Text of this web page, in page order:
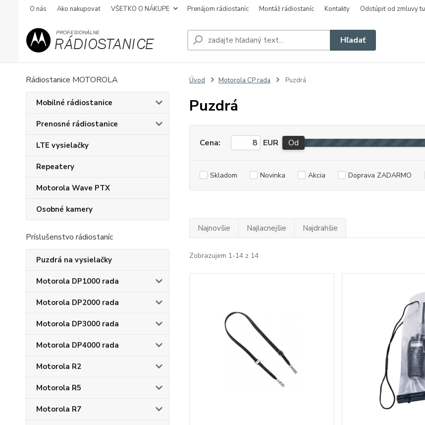
O nás Ako nakupovať VŠETKO O NÁKUPE Prenájom rádiostaníc Montáž rádiostaníc Kontakty Odstúpiť od zmluvy tu
Hľadať
Rádiostanice MOTOROLA
Mobilné rádiostanice
Prenosné rádiostanice
LTE vysielačky
Repeatery
Motorola Wave PTX
Osobné kamery
Príslušenstvo rádiostaníc
Puzdrá na vysielačky
Motorola DP1000 rada
Motorola DP2000 rada
Motorola DP3000 rada
Motorola DP4000 rada
Motorola R2
Motorola R5
Motorola R7
Úvod Motorola CP rada Puzdrá
Puzdrá
Cena: EUR Od
Skladom Novinka Akcia Doprava ZADARMO
Najnovšie Najlacnejšie Najdrahšie
Zobrazujem 1-14 z 14